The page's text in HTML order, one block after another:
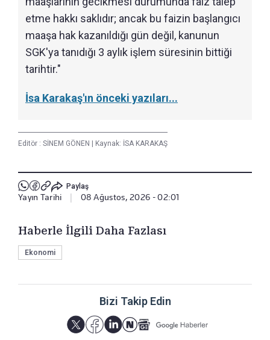
etme hakkı saklıdır; ancak bu faizin başlangıcı
maaşa hak kazanıldığı gün değil, kanunun
SGK'ya tanıdığı 3 aylık işlem süresinin bittiği
tarihtir."
İsa Karakaş'ın önceki yazıları...
Editör : SİNEM GÖNEN | Kaynak: İSA KARAKAŞ
Paylaş
Yayın Tarihi 08 Ağustos, 2026 - 02:01
Haberle İlgili Daha Fazlası
Ekonomi
Bizi Takip Edin